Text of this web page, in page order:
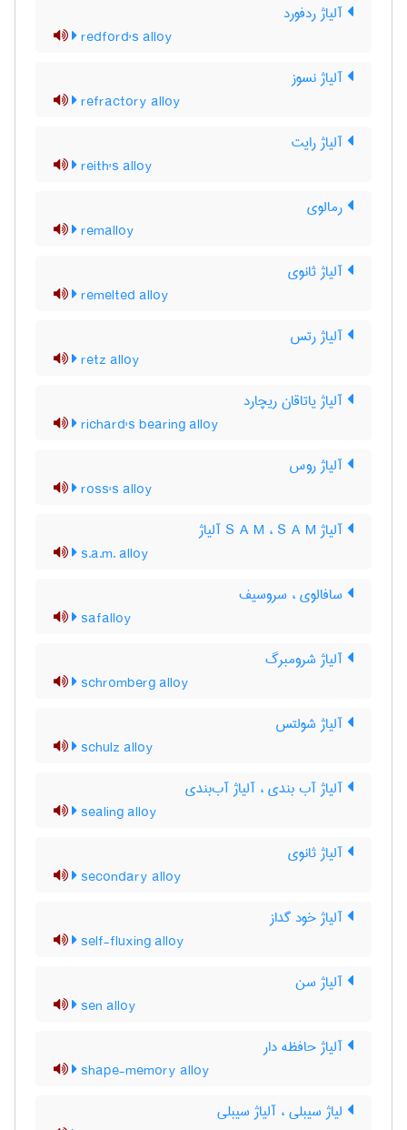
آلیاژ ردفورد
redford's alloy
آلیاژ نسوز
refractory alloy
آلیاژ رایت
reith's alloy
رمالوی
remalloy
آلیاژ ثانوی
remelted alloy
آلیاژ رتس
retz alloy
آلیاژ یاتاقان ریچارد
richard's bearing alloy
آلیاژ روس
ross's alloy
آلیاژ S A M ، S A M آلیاژ
s.a.m. alloy
سافالوی ، سروسیف
safalloy
آلیاژ شرومبرگ
schromberg alloy
آلیاژ شولتس
schulz alloy
آلیاژ آب بندی ، آلیاژ آب‌بندی
sealing alloy
آلیاژ ثانوی
secondary alloy
آلیاژ خود گداز
self-fluxing alloy
آلیاژ سن
sen alloy
آلیاژ حافظه دار
shape-memory alloy
لیاژ سیبلی ، آلیاژ سیبلی